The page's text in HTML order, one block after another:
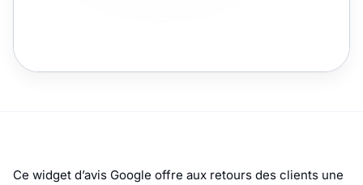
Ce widget d’avis Google offre aux retours des clients une